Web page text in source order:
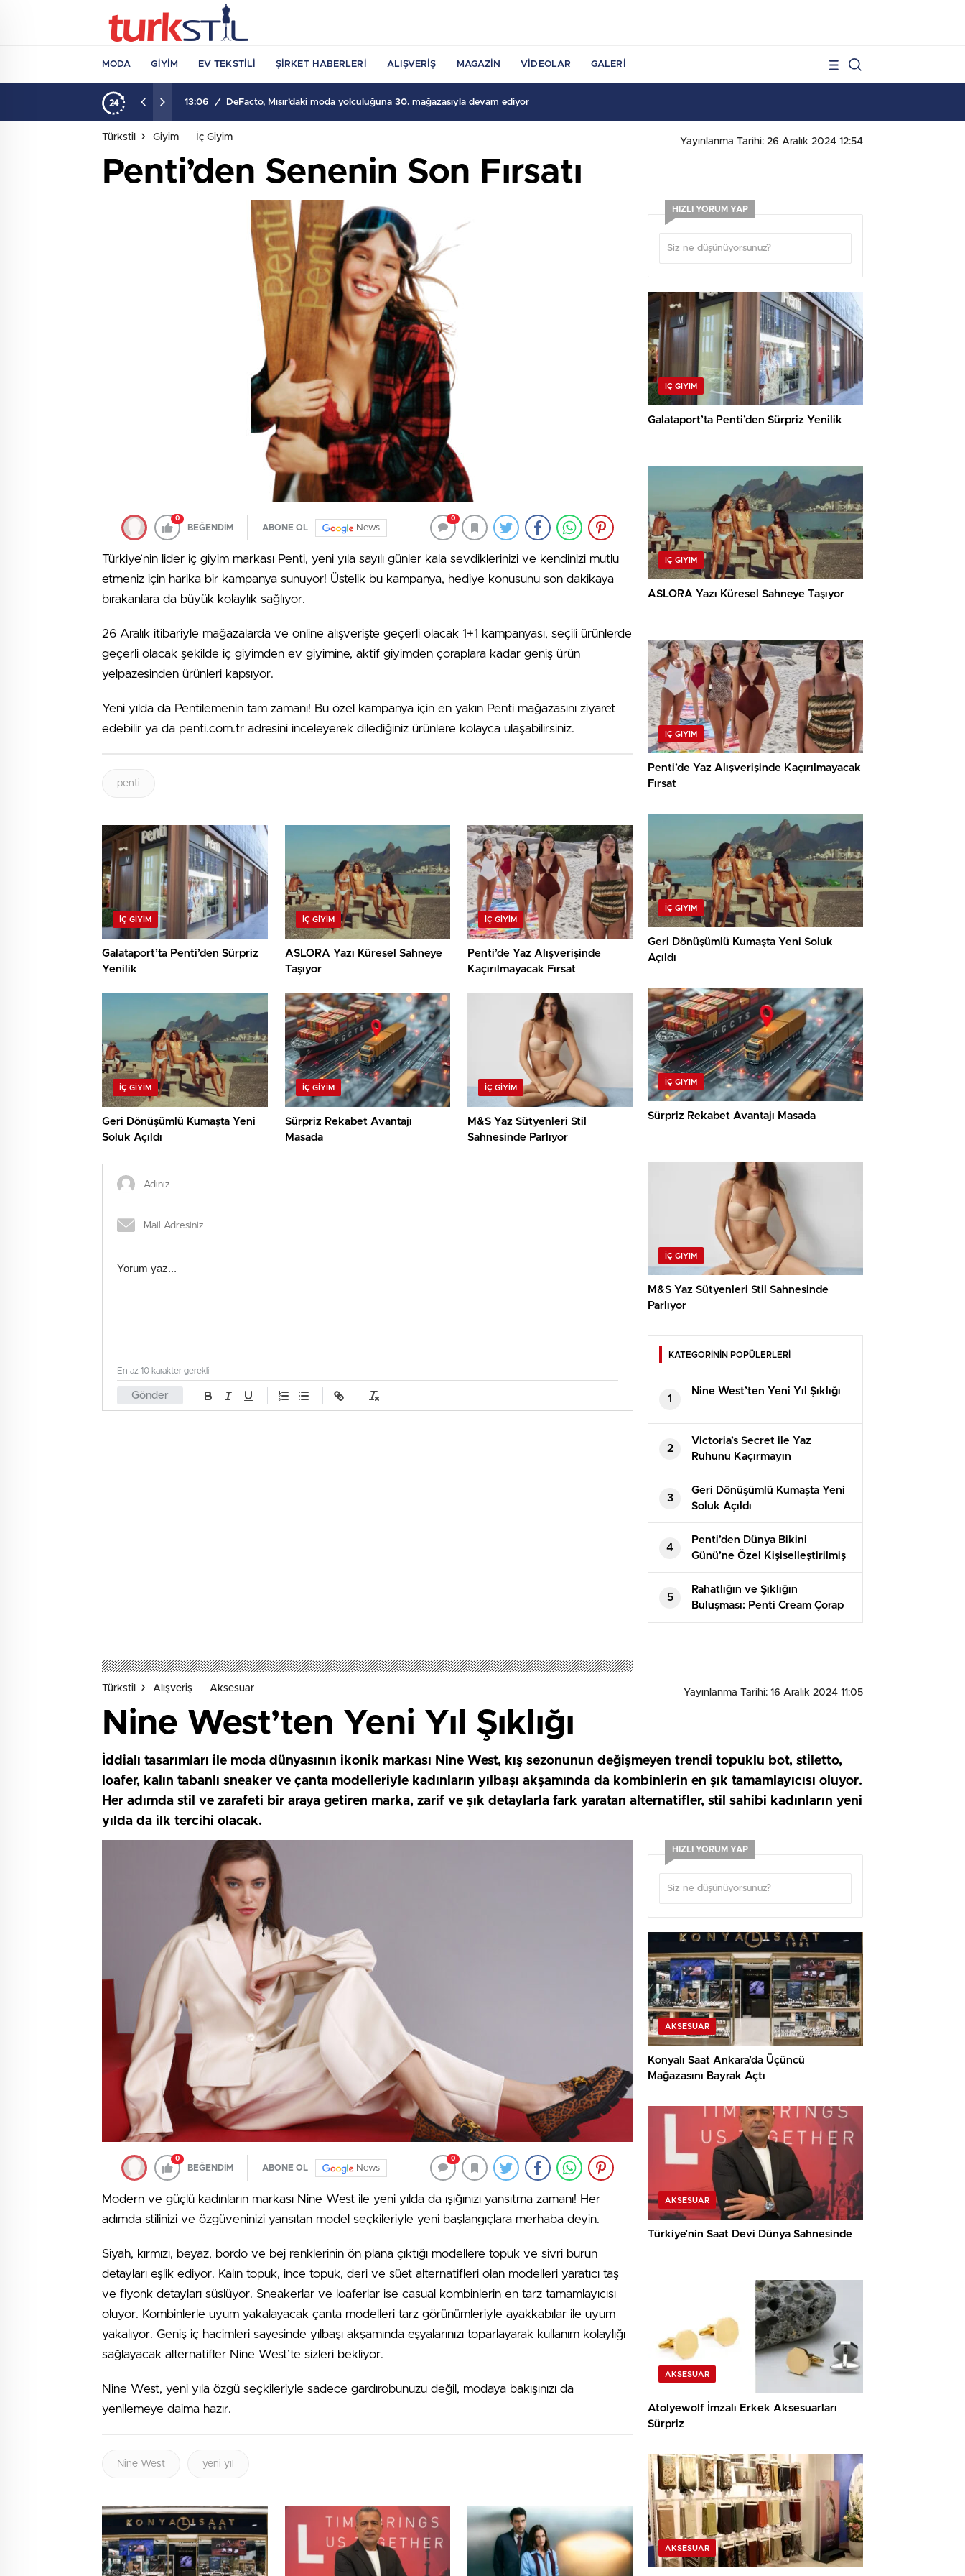
MODA GIYIM EV TEKSTILI ŞIRKET HABERLERI ALIŞVERIŞ MAGAZIN VIDEOLAR GALERI
13:06 / DeFacto, Mısır’daki moda yolculuğuna 30. mağazasıyla devam ediyor
Türkstil Giyim İç Giyim Yayınlanma Tarihi: 26 Aralık 2024 12:54
Penti’den Senenin Son Fırsatı
0
BEĞENDİM ABONE OL News
0
Türkiye’nin lider iç giyim markası Penti, yeni yıla sayılı günler kala sevdiklerinizi ve kendinizi mutlu
etmeniz için harika bir kampanya sunuyor! Üstelik bu kampanya, hediye konusunu son dakikaya
bırakanlara da büyük kolaylık sağlıyor.
26 Aralık itibariyle mağazalarda ve online alışverişte geçerli olacak 1+1 kampanyası, seçili ürünlerde
geçerli olacak şekilde iç giyimden ev giyimine, aktif giyimden çoraplara kadar geniş ürün
yelpazesinden ürünleri kapsıyor.
Yeni yılda da Pentilemenin tam zamanı! Bu özel kampanya için en yakın Penti mağazasını ziyaret
edebilir ya da penti.com.tr adresini inceleyerek dilediğiniz ürünlere kolayca ulaşabilirsiniz.
penti
İÇ GIYIM
Galataport’ta Penti’den Sürpriz
Yenilik
İÇ GIYIM
ASLORA Yazı Küresel Sahneye
Taşıyor
İÇ GIYIM
Penti’de Yaz Alışverişinde
Kaçırılmayacak Fırsat
İÇ GIYIM
Geri Dönüşümlü Kumaşta Yeni
Soluk Açıldı
İÇ GIYIM
Sürpriz Rekabet Avantajı
Masada
İÇ GIYIM
M&S Yaz Sütyenleri Stil
Sahnesinde Parlıyor
Gönder
En az 10 karakter gerekli
HIZLI YORUM YAP
İÇ GIYIM
Galataport’ta Penti’den Sürpriz Yenilik
İÇ GIYIM
ASLORA Yazı Küresel Sahneye Taşıyor
İÇ GIYIM
Penti’de Yaz Alışverişinde Kaçırılmayacak
Fırsat
İÇ GIYIM
Geri Dönüşümlü Kumaşta Yeni Soluk
Açıldı
İÇ GIYIM
Sürpriz Rekabet Avantajı Masada
İÇ GIYIM
M&S Yaz Sütyenleri Stil Sahnesinde
Parlıyor
KATEGORİNİN POPÜLERLERİ
1
Nine West’ten Yeni Yıl Şıklığı
2
Victoria’s Secret ile Yaz
Ruhunu Kaçırmayın
3
Geri Dönüşümlü Kumaşta Yeni
Soluk Açıldı
4
Penti’den Dünya Bikini
Günü’ne Özel Kişiselleştirilmiş
Bir Deneyim
5
Rahatlığın ve Şıklığın
Buluşması: Penti Cream Çorap
Türkstil Alışveriş Aksesuar Yayınlanma Tarihi: 16 Aralık 2024 11:05
Nine West’ten Yeni Yıl Şıklığı
İddialı tasarımları ile moda dünyasının ikonik markası Nine West, kış sezonunun değişmeyen trendi topuklu bot, stiletto,
loafer, kalın tabanlı sneaker ve çanta modelleriyle kadınların yılbaşı akşamında da kombinlerin en şık tamamlayıcısı oluyor.
Her adımda stil ve zarafeti bir araya getiren marka, zarif ve şık detaylarla fark yaratan alternatifler, stil sahibi kadınların yeni
yılda da ilk tercihi olacak.
0
BEĞENDİM ABONE OL News
0
Modern ve güçlü kadınların markası Nine West ile yeni yılda da ışığınızı yansıtma zamanı! Her
adımda stilinizi ve özgüveninizi yansıtan model seçkileriyle yeni başlangıçlara merhaba deyin.
Siyah, kırmızı, beyaz, bordo ve bej renklerinin ön plana çıktığı modellere topuk ve sivri burun
detayları eşlik ediyor. Kalın topuk, ince topuk, deri ve süet alternatifleri olan modelleri yaratıcı taş
ve fiyonk detayları süslüyor. Sneakerlar ve loaferlar ise casual kombinlerin en tarz tamamlayıcısı
oluyor. Kombinlerle uyum yakalayacak çanta modelleri tarz görünümleriyle ayakkabılar ile uyum
yakalıyor. Geniş iç hacimleri sayesinde yılbaşı akşamında eşyalarınızı toparlayarak kullanım kolaylığı
sağlayacak alternatifler Nine West’te sizleri bekliyor.
Nine West, yeni yıla özgü seçkileriyle sadece gardırobunuzu değil, modaya bakışınızı da
yenilemeye daima hazır.
Nine West yeni yıl
HIZLI YORUM YAP
AKSESUAR
Konyalı Saat Ankara’da Üçüncü
Mağazasını Bayrak Açtı
AKSESUAR
Türkiye’nin Saat Devi Dünya Sahnesinde
AKSESUAR
Atolyewolf İmzalı Erkek Aksesuarları
Sürpriz
AKSESUAR